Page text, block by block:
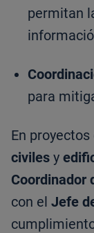
permitan
para
En
civiles y
Coordinador
con el Jefe